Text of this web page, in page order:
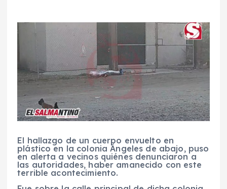
El hallazgo de un cuerpo envuelto en
plástico en la colonia Ángeles de abajo, puso
en alerta a vecinos quiénes denunciaron a
las autoridades, haber amanecido con este
terrible acontecimiento.